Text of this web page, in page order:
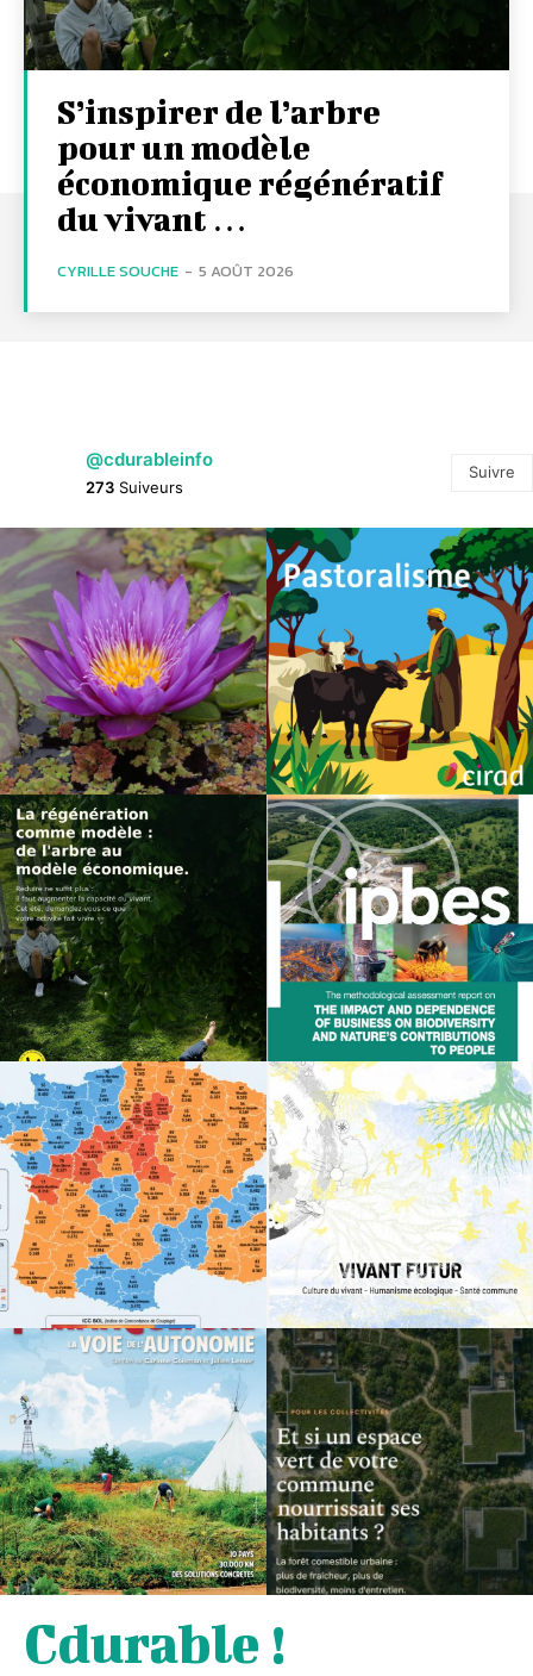
S’inspirer de l’arbre
pour un modèle
économique régénératif
du vivant …
CYRILLE SOUCHE - 5 AOÛT 2026
@cdurableinfo
273 Suiveurs
Suivre
Cdurable !